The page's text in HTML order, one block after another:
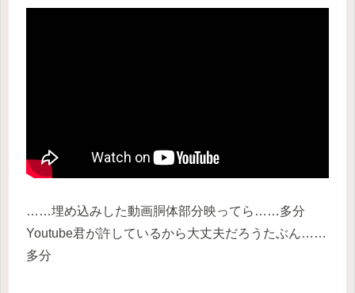
……埋め込みした動画胴体部分映ってら……多分
Youtube君が許しているから大丈夫だろうたぶん……
多分